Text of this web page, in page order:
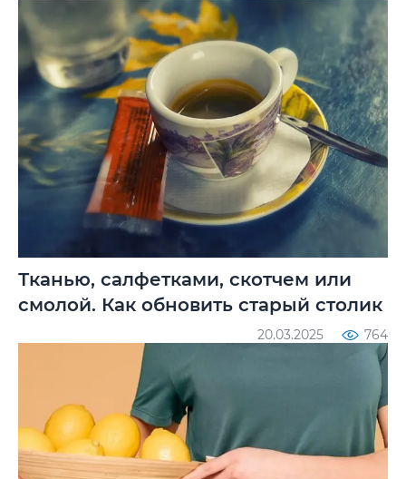
Тканью, салфетками, скотчем или
смолой. Как обновить старый столик
20.03.2025 764